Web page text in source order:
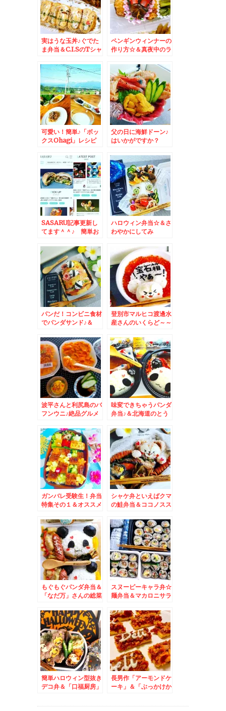
実はうな玉丼♪ぐでた
ま弁当＆C.I.SのTシャ
`*)大活躍よ～(*´艸
`*)
ペンギンウィンナーの
作り方☆＆真夜中のラ
湯ラーメン」が美味す
ぎました＾＾♪
可愛い！簡単♪「ボッ
クスOhagi」レシピ
＾＾♪動画付き☆
父の日に海鮮ドーン♪
はいかがですか？
SASARU記事更新し
てます＾＾♪ 簡単お
りを握るコツと具材選
び♪
ハロウィン弁当☆＆さ
わやかにしてみ
＆浦臼町グルメ☆
パンだ！コンビニ食材
でパンダサンド♪＆
ました＾＾
登別市マルヒコ渡邊水
産さんのいくらど～～
～弁当
波平さんと利尻島のバ
フンウニ♪絶品グルメ
味変できちゃうパンダ
弁当♪＆北海道のとう
りですよ～
ガンバレ受験生！弁当
特集その１＆オススメ
ほのかさんの味噌ラー
メン♪
シャケ弁といえばクマ
の鮭弁当＆ココノスス
ば(*´艸`*)「燻製鯖寿
司」「照焼スモークチ
キン弁当」「燻製チャ
ーシュー弁当」
もぐもぐパンダ弁当＆
「なだ万」さんの総菜
ルメ
スヌーピーキャラ弁☆
麺弁当＆マカロニサラ
ハマってます広島菜柴
漬け♪レシピ♪
簡単ハロウィン型抜き
デコ弁＆「口福厨房」
長男作「アーモンドケ
ーキ」＆「ぶっかけか